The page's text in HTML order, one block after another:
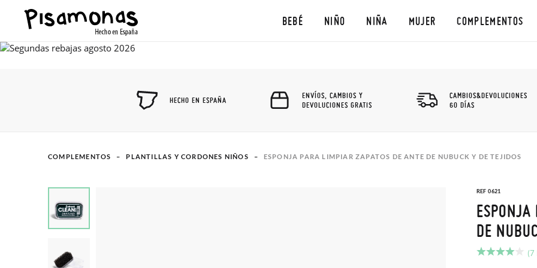
BEBÉ NIÑO NIÑA MUJER COMPLEMENTOS
HECHO EN ESPAÑA
ENVÍOS, CAMBIOS Y
DEVOLUCIONES GRATIS
CAMBIOS&DEVOLUCIONES
60 DÍAS
COMPLEMENTOS PLANTILLAS Y CORDONES NIÑOS ESPONJA PARA LIMPIAR ZAPATOS DE ANTE DE NUBUCK Y DE TEJIDOS
REF 0621
DE
(7